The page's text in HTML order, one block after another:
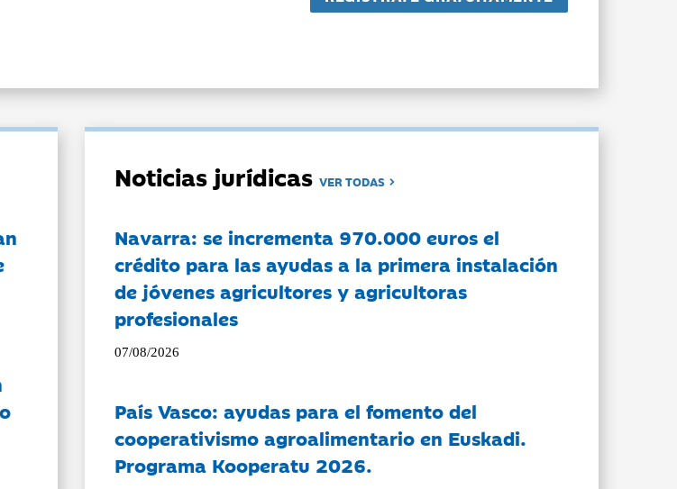
Noticias jurídicasVER TODAS
Navarra: se incrementa 970.000 euros el
crédito para las ayudas a la primera instalación
de jóvenes agricultores y agricultoras
profesionales
07/08/2026
País Vasco: ayudas para el fomento del
cooperativismo agroalimentario en Euskadi.
Programa Kooperatu 2026.